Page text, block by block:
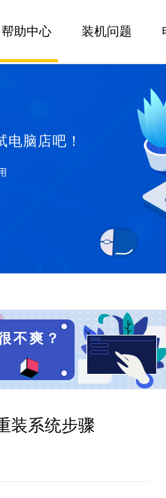
帮助中心 装机问题
脑店吧！
不爽？
装系统步骤